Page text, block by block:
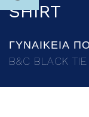
SHIRT
ΓΥΝΑΙΚΕΙΑ
B&C BLACK